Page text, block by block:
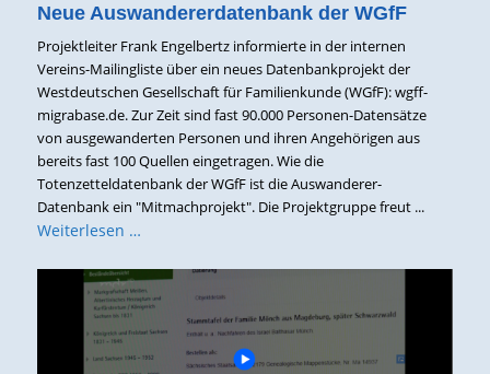
Neue Auswandererdatenbank der WGfF
Projektleiter Frank Engelbertz informierte in der internen
Vereins-Mailingliste über ein neues Datenbankprojekt der
Westdeutschen Gesellschaft für Familienkunde (WGfF): wgff-
migrabase.de. Zur Zeit sind fast 90.000 Personen-Datensätze
von ausgewanderten Personen und ihren Angehörigen aus
bereits fast 100 Quellen eingetragen. Wie die
Totenzetteldatenbank der WGfF ist die Auswanderer-
Datenbank ein "Mitmachprojekt". Die Projektgruppe freut ...
Weiterlesen …